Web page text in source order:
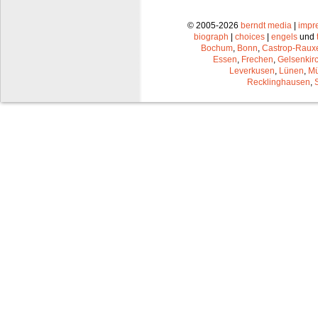
© 2005-2026 berndt media |
biograph | choices | engels und
Bochum Bonn Castrop-
Essen Frechen
Leverkusen Lünen
Recklinghausen